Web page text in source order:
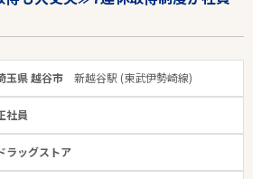
玉県 越谷市新越谷駅 (東武伊勢崎線)
社員
ラッグストア